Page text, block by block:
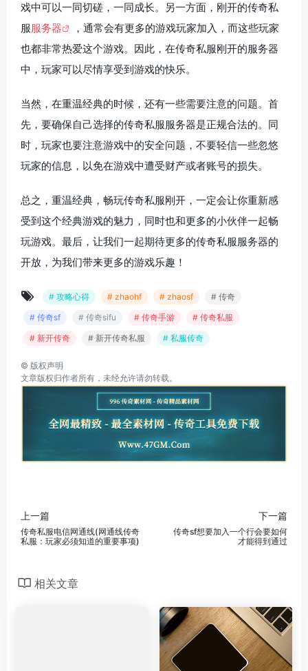
戏中可以一同切磋，一同成长。另一方面，刚开的传奇私
服服务器
，通常会有更多的游戏玩家加入，而这些玩家
也都非常热爱这个游戏。因此，在传奇私服刚开的服务器
中，玩家可以尽情享受到游戏的快乐。
当然，在重温经典的时候，还有一些需要注意的问题。首
先，要确保自己选择的传奇私服服务器是正规合法的。同
时，玩家也要注意游戏中的安全问题，不要轻信一些忽悠
玩家的信息，以免在游戏中遭受财产或者账号的损失。
总之，重温经典，畅玩传奇私服刚开，一定会让你重新感
受到这个经典游戏的魅力，同时也和更多的小伙伴一起畅
玩游戏。最后，让我们一起期待更多的传奇私服服务器的
开放，为我们带来更多的游戏乐趣！
# 攻略心得 # zhaohf # zhaosf
# 传奇
# 传奇sf
# 传奇sifu # 传奇手游
# 传奇私服
# 新开传奇
# 新开传奇私服 # 私服传奇
© 版权声明
文章版权归作者所有，未经允许请勿转载。
上一篇
传奇私服电信网通线(网通线传奇
私服：玩家必须知道的重要事项)
下一篇
传奇sf想要加入一个行会要如何
才能得到通过
相关文章